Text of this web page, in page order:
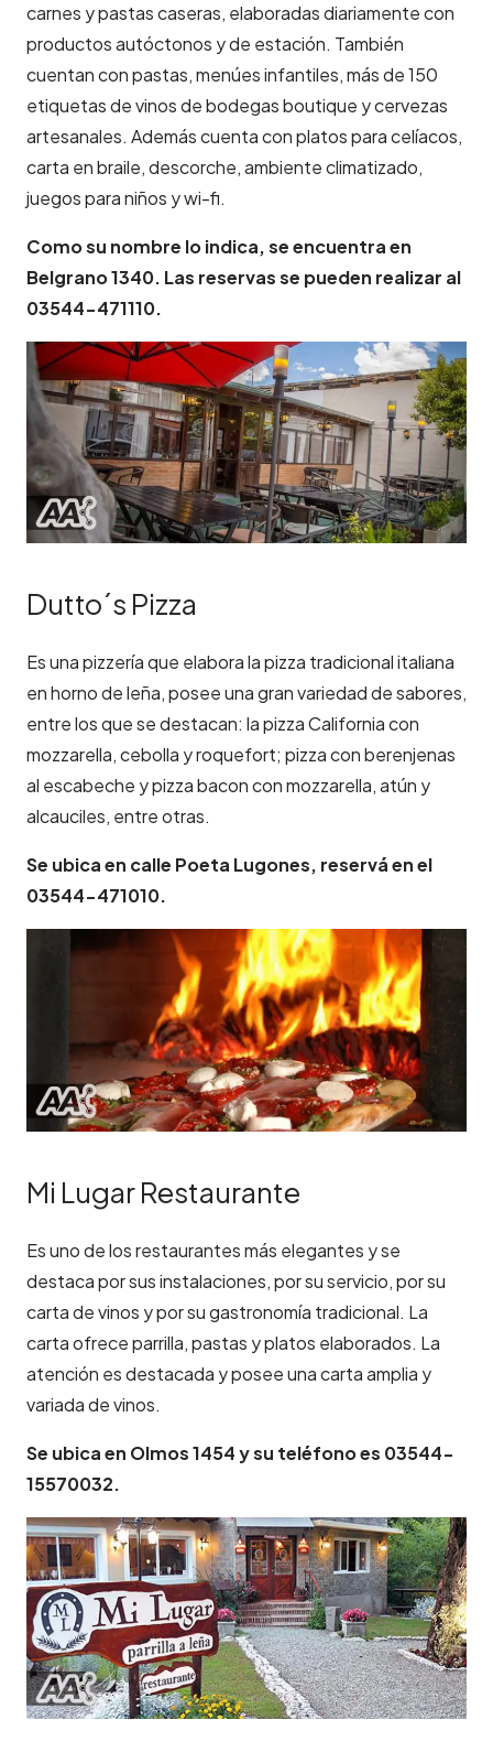
carnes y pastas caseras, elaboradas diariamente con
productos autóctonos y de estación. También
cuentan con pastas, menúes infantiles, más de 150
etiquetas de vinos de bodegas boutique y cervezas
artesanales. Además cuenta con platos para celíacos,
carta en braile, descorche, ambiente climatizado,
juegos para niños y wi-fi.
Como su nombre lo indica, se encuentra en
Belgrano 1340. Las reservas se pueden realizar al
03544-471110.
Dutto´s Pizza
Es una pizzería que elabora la pizza tradicional italiana
en horno de leña, posee una gran variedad de sabores,
entre los que se destacan: la pizza California con
mozzarella, cebolla y roquefort; pizza con berenjenas
al escabeche y pizza bacon con mozzarella, atún y
alcauciles, entre otras.
Se ubica en calle Poeta Lugones, reservá en el
03544-471010.
Mi Lugar Restaurante
Es uno de los restaurantes más elegantes y se
destaca por sus instalaciones, por su servicio, por su
carta de vinos y por su gastronomía tradicional. La
carta ofrece parrilla, pastas y platos elaborados. La
atención es destacada y posee una carta amplia y
variada de vinos.
Se ubica en Olmos 1454 y su teléfono es 03544-
15570032.